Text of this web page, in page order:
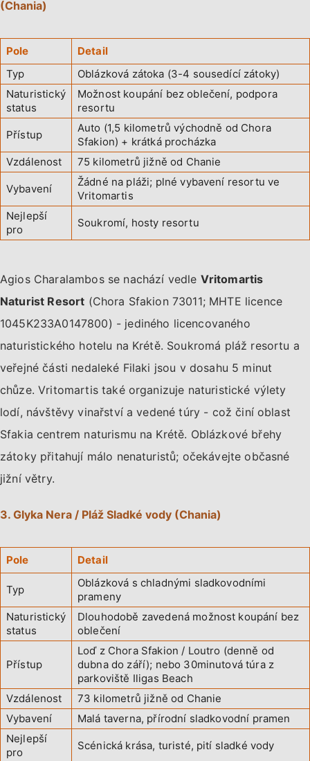
(Chania)
Pole
Detail
Typ
Oblázková zátoka (3-4 sousedící zátoky)
Naturistický
status
Možnost koupání bez oblečení, podpora
resortu
Přístup
Auto (1,5 kilometrů východně od Chora
Sfakion) + krátká procházka
Vzdálenost
75 kilometrů jižně od Chanie
Vybavení
Žádné na pláži; plné vybavení resortu ve
Vritomartis
Nejlepší
pro
Soukromí, hosty resortu
Agios Charalambos se nachází vedle Vritomartis
Naturist Resort (Chora Sfakion 73011; MHTE licence
1045K233A0147800) - jediného licencovaného
naturistického hotelu na Krétě. Soukromá pláž resortu a
veřejné části nedaleké Filaki jsou v dosahu 5 minut
chůze. Vritomartis také organizuje naturistické výlety
lodí, návštěvy vinařství a vedené túry - což činí oblast
Sfakia centrem naturismu na Krétě. Oblázkové břehy
zátoky přitahují málo nenaturistů; očekávejte občasné
jižní větry.
3. Glyka Nera / Pláž Sladké vody (Chania)
Pole Detail
Typ
Oblázková s chladnými sladkovodními
prameny
Naturistický
status
Dlouhodobě zavedená možnost koupání bez
oblečení
Přístup
Loď z Chora Sfakion / Loutro (denně od
dubna do září); nebo 30minutová túra z
parkoviště Iligas Beach
Vzdálenost
73 kilometrů jižně od Chanie
Vybavení
Malá taverna, přírodní sladkovodní pramen
Nejlepší
pro
Scénická krása, turisté, pití sladké vody